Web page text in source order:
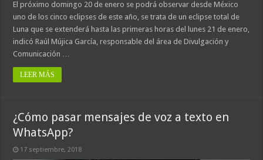
El próximo domingo 20 de enero se podrá observar desde México
uno de los cinco eclipses de este año, se trata de un eclipse total de
Luna que se extenderá hasta las primeras horas del lunes 21 de enero,
indicó Raúl Mújica García, responsable del área de Divulgación y
Comunicación …
LEER MÁS
¿Cómo pasar mensajes de voz a texto en
WhatsApp?
17 septiembre, 2018